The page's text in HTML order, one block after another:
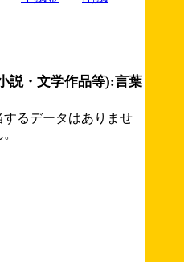
説・文学作品等):言葉
るデータはありませ